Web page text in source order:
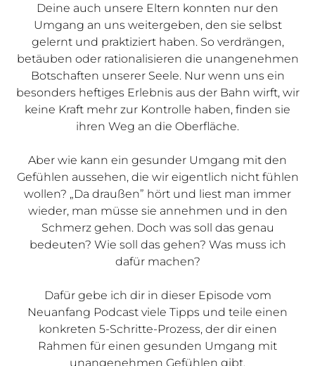
Deine auch unsere Eltern konnten nur den
Umgang an uns weitergeben, den sie selbst
gelernt und praktiziert haben. So verdrängen,
betäuben oder rationalisieren die unangenehmen
Botschaften unserer Seele. Nur wenn uns ein
besonders heftiges Erlebnis aus der Bahn wirft, wir
keine Kraft mehr zur Kontrolle haben, finden sie
ihren Weg an die Oberfläche.
Aber wie kann ein gesunder Umgang mit den
Gefühlen aussehen, die wir eigentlich nicht fühlen
wollen? „Da draußen” hört und liest man immer
wieder, man müsse sie annehmen und in den
Schmerz gehen. Doch was soll das genau
bedeuten? Wie soll das gehen? Was muss ich
dafür machen?
Dafür gebe ich dir in dieser Episode vom
Neuanfang Podcast viele Tipps und teile einen
konkreten 5-Schritte-Prozess, der dir einen
Rahmen für einen gesunden Umgang mit
unangenehmen Gefühlen gibt.